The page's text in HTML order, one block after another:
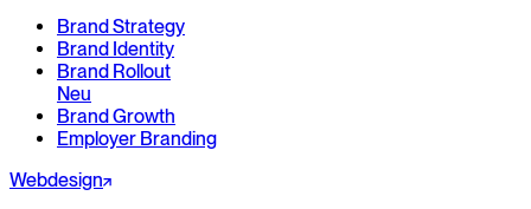
Brand Strategy
Brand Identity
Brand Rollout
Neu
Brand Growth
Employer Branding
Webdesign